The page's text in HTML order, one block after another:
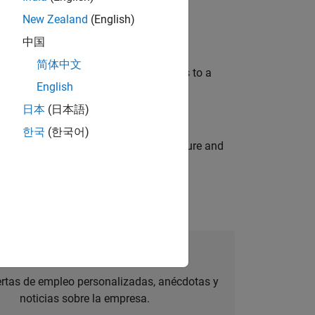
software and related services to a
internal events that strengthen culture and
de empleo personalizadas, anécdotas y
noticias sobre la empresa.
New Zealand (English)
中国
简体中文
English
日本 (日本語)
한국 (한국어)